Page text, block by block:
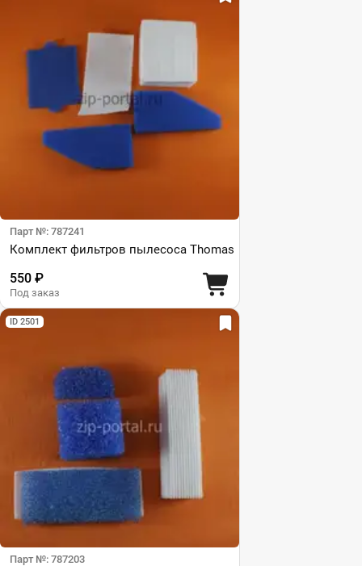
Парт №: 787241
Комплект фильтров пылесоса Thomas
550 ₽
Под заказ
ID 2501
Парт №: 787203